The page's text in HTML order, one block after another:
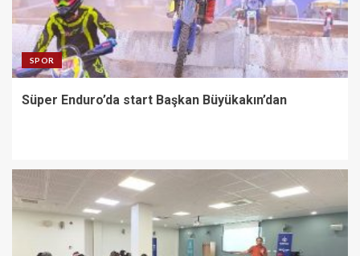
SPOR
Süper Enduro’da start Başkan Büyükakın’dan